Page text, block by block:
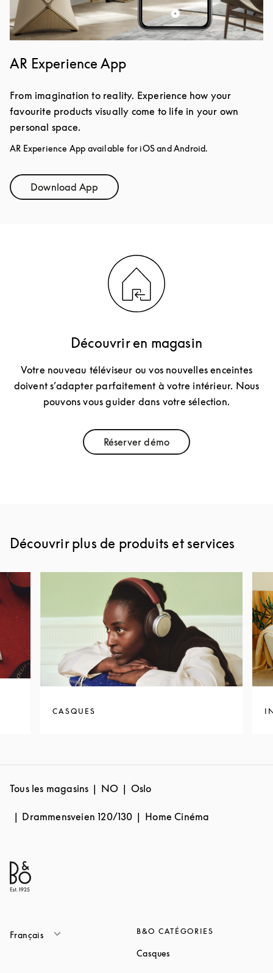
AR Experience App
From imagination to reality. Experience how your
favourite products visually come to life in your own
personal space.
AR Experience App available for iOS and Android.
Download AppLink Opens in New Tab
Découvrir en magasin
Votre nouveau téléviseur ou vos nouvelles enceintes
doivent s’adapter parfaitement à votre intérieur. Nous
pouvons vous guider dans votre sélection.
Réserver démo
Link Opens in New Tab
Découvrir plus de produits et services
CASQUES
Tous les magasins NO Oslo
Drammensveien 120/130 Home Cinéma
Français B&O CATÉGORIES
Casques